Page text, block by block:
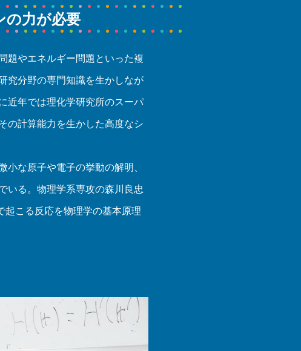
の力が必要
題やエネルギー問題といった複
究分野の専門知識を生かしなが
近年では理化学研究所のスーパ
の計算能力を生かした高度なシ
な原子や電子の挙動の解明、
いる。物理学系専攻の森川良忠
起こる反応を物理学の基本原理